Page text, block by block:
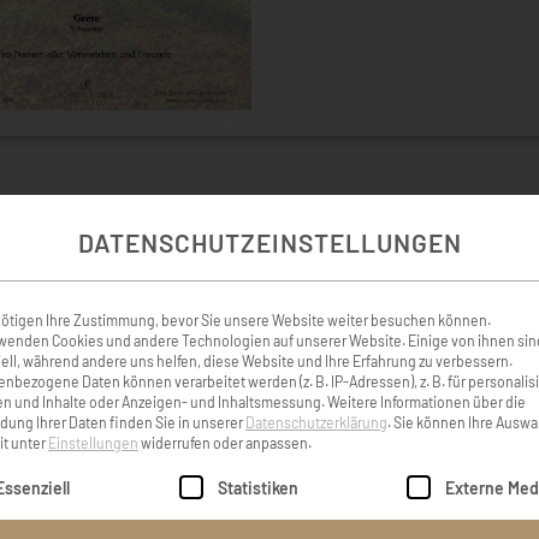
KONDOLENZBUCH ( 2 )
Sehr geehrte
Veit Steiner
Trauerfamilie. Plötzlich
das Leben in ein DAVOR
ist alles grau und still man
für einen Augenblick!
und bringen ein
DATENSCHUTZEINSTELLUNGEN
Ihre Zustimmung, bevor Sie unsere Website weiter besuchen können.
Cookies und andere Technologien auf unserer Website. Einige von ihnen
während andere uns helfen, diese Website und Ihre Erfahrung zu verbessern.
Daten können verarbeitet werden (z. B. IP-Adressen), z. B. für
und Inhalte oder Anzeigen- und Inhaltsmessung.Weitere Informationen über die
Ihrer Daten finden Sie in unserer Datenschutzerklärung.Sie können Ihre
unter Einstellungen widerrufen oder anpassen.
eine Liste der Service-Gruppen, für die eine Einwilligung
Statistiken Externe